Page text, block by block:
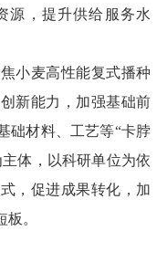
源，提升供给服务水
小麦高性能复式播种
新能力，加强基础前
础材料、工艺等“卡脖
体，以科研单位为依
，促进成果转化， 加
。